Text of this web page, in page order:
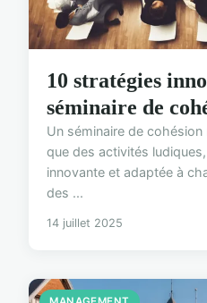
10 stratégies
séminaire de
Un séminaire de
que des activités
innovante et adaptée à
des ...
14 juillet 2025